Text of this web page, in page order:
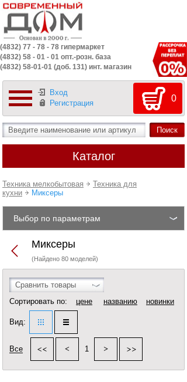
(4832) 77 - 78 - 78 гипермаркет
(4832) 58 - 01 - 01 опт.-розн. база
(4832) 58-01-01 (доб. 131) инт. магазин
Вход
Регистрация
0
Каталог
Техника мелкобытовая
Техника для
кухни
Миксеры
Выбор по параметрам
Миксеры
(Найдено 80 моделей)
Сравнить товары
Сортировать по:
цене названию новинки
Вид:
Все 1